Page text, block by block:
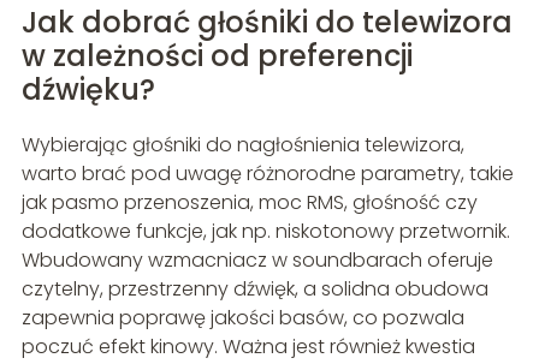
Jak dobrać głośniki do telewizora
w zależności od preferencji
dźwięku?
Wybierając głośniki do nagłośnienia telewizora,
warto brać pod uwagę różnorodne parametry, takie
jak pasmo przenoszenia, moc RMS, głośność czy
dodatkowe funkcje, jak np. niskotonowy przetwornik.
Wbudowany wzmacniacz w soundbarach oferuje
czytelny, przestrzenny dźwięk, a solidna obudowa
zapewnia poprawę jakości basów, co pozwala
poczuć efekt kinowy. Ważna jest również kwestia